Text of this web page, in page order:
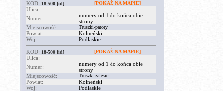
KOD: 18-500 [id] [POKAŻ NA MAPIE]
Ulica:
Numer:
numery od 1 do końca obie
strony
Miejscowość:
Truszki-patory
Powiat:
Kolneński
Woj:
Podlaskie
KOD: 18-500 [id] [POKAŻ NA MAPIE]
Ulica:
Numer:
numery od 1 do końca obie
strony
Miejscowość:
Truszki-zalesie
Powiat:
Kolneński
Woj:
Podlaskie